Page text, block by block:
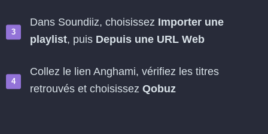
Dans Soundiiz, choisissez Importer une
playlist, puis Depuis une URL Web
Collez le lien Anghami, vérifiez les titres
retrouvés et choisissez Qobuz